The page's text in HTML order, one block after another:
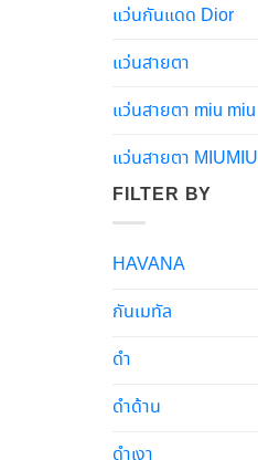
แว่นกันแดด Dior
แว่นสายตา
แว่นสายตา miu miu
แว่นสายตา MIUMIU
FILTER BY
HAVANA
กันเมทัล
ดำ
ดำด้าน